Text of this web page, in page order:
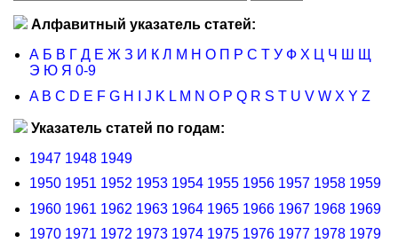
Алфавитный указатель статей:
А Б В Г Д Е Ж З И К Л М Н О П Р С Т У Ф Х Ц Ч Ш
Щ
Э Ю Я 0-9
A B C D E F G H J K L M N O P Q R S T U V W X Y Z
Указатель статей по годам:
1947 1948 1949
1950 1951 1952 1953 1954 1955 1956 1957 1958 1959
1960 1961 1962 1963 1964 1965 1966 1967 1968 1969
1970 1971 1972 1973 1974 1975 1976 1977 1978 1979